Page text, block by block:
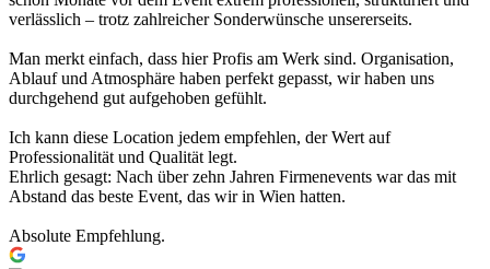
verlässlich – trotz zahlreicher Sonderwünsche unsererseits.
Man merkt einfach, dass hier Profis am Werk sind. Organisation,
Ablauf und Atmosphäre haben perfekt gepasst, wir haben uns
durchgehend gut aufgehoben gefühlt.
Ich kann diese Location jedem empfehlen, der Wert auf
Professionalität und Qualität legt.
Ehrlich gesagt: Nach über zehn Jahren Firmenevents war das mit
Abstand das beste Event, das wir in Wien hatten.
Absolute Empfehlung.